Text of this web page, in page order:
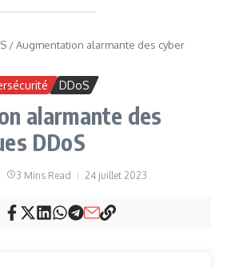
/Augmentation alarmante des cyber
DDoS
alarmante des
DDoS
3 Mins Read 24 juillet 2023